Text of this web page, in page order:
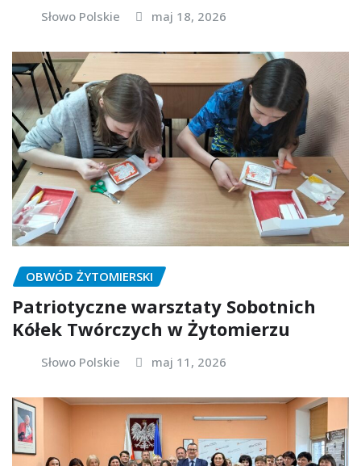
Słowo Polskie maj 18, 2026
OBWÓD ŻYTOMIERSKI
Patriotyczne warsztaty Sobotnich
Kółek Twórczych w Żytomierzu
Słowo Polskie maj 11, 2026